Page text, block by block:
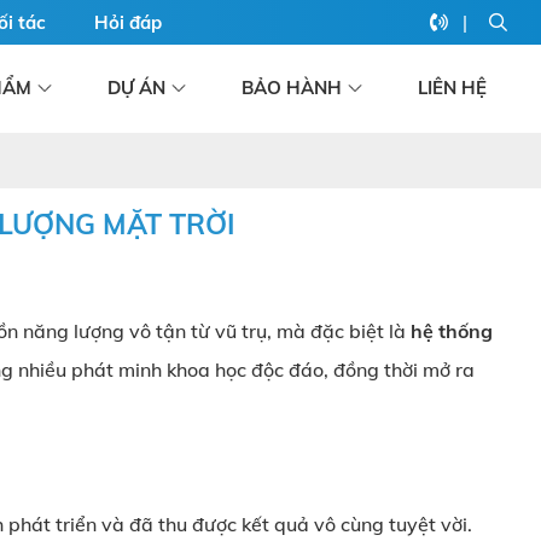
tác Hỏi đáp |
DỰ ÁN BẢO HÀNH LIÊN HỆ
MẶT TRỜI
năng lượng vô tận từ vũ trụ, mà đặc biệt là hệ thống
nhiều phát minh khoa học độc đáo, đồng thời mở ra
triển và đã thu được kết quả vô cùng tuyệt vời.